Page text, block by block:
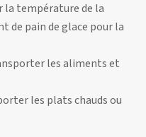
la température de la
de pain de glace pour la
les aliments et
les plats chauds ou